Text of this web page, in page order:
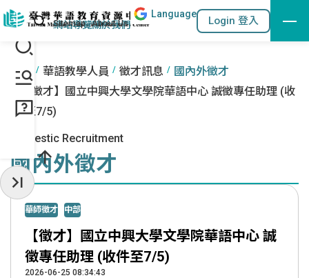
跳到主要內容區塊
::: 站內搜尋
網站導覽關於我們
Language
Login 登入
:::
首頁 華語教學人員 徵才訊息
國內外徵才
【徵才】國立中興大學文學院華語中心 誠徵專任助理 (收
件至7/5)
Domestic Recruitment
國內外徵才
華師徵才 中部
【徵才】國立中興大學文學院華語中心 誠
徵專任助理 (收件至7/5)
2026-06-25 08:34:43
收起常用服務